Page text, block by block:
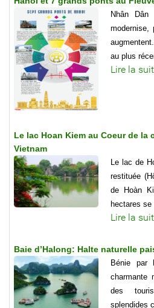
Nhân
modernise,
au plus
Lire la
Le lac Hoan Kiem au Coeur de la
Vietnam
Le lac de
restituée
de Hoàn
hectares se
Lire la
Baie d’Halong: Halte naturelle
Bénie par
charmante
des
splendides